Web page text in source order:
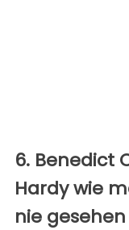
6. Benedict
Hardy wie
nie